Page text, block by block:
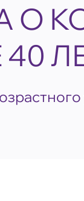
О